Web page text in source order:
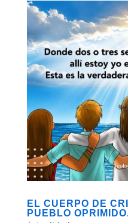
EL CUERPO DE
PUEBLO